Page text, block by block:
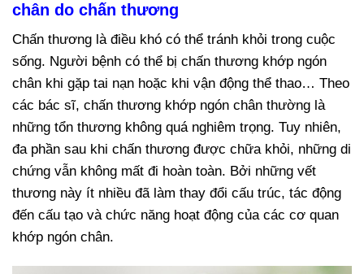
chân do chấn thương
Chấn thương là điều khó có thể tránh khỏi trong cuộc
sống. Người bệnh có thể bị chấn thương khớp ngón
chân khi gặp tai nạn hoặc khi vận động thể thao… Theo
các bác sĩ, chấn thương khớp ngón chân thường là
những tổn thương không quá nghiêm trọng. Tuy nhiên,
đa phần sau khi chấn thương được chữa khỏi, những di
chứng vẫn không mất đi hoàn toàn. Bởi những vết
thương này ít nhiều đã làm thay đổi cấu trúc, tác động
đến cấu tạo và chức năng hoạt động của các cơ quan
khớp ngón chân.